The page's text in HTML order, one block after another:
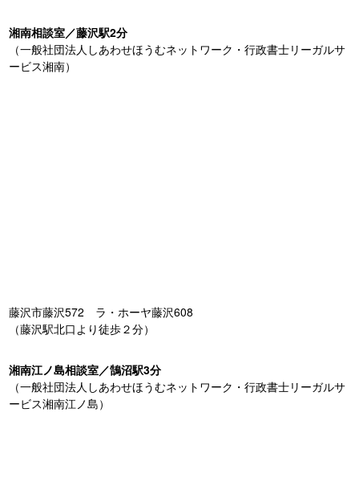
湘南相談室／藤沢駅2分
（一般社団法人しあわせほうむネットワーク・行政書士リーガルサ
ービス湘南）
藤沢市藤沢572 ラ・ホーヤ藤沢608
（藤沢駅北口より徒歩２分）
湘南江ノ島相談室／鵠沼駅3分
（一般社団法人しあわせほうむネットワーク・行政書士リーガルサ
ービス湘南江ノ島）